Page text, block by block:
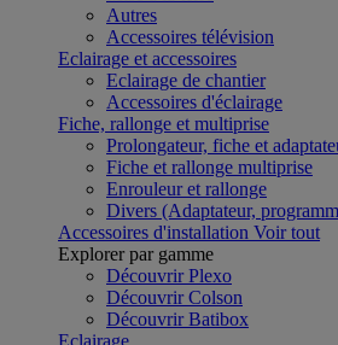
Autres
Accessoires télévision
Eclairage et accessoires
Eclairage de chantier
Accessoires d'éclairage
Fiche, rallonge et multiprise
Prolongateur, fiche et
Fiche et rallonge multiprise
Enrouleur et rallonge
Divers (Adaptateur,
Accessoires d'installation Voir tout
Explorer par gamme
Découvrir Plexo
Découvrir Colson
Découvrir Batibox
Eclairage